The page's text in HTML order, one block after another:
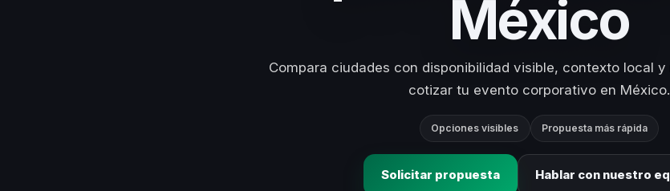
México
Compara ciudades con disponibilidad visible, contexto local
cotizar tu evento corporativo en México.
Opciones visibles Propuesta más rápida
Solicitar propuesta Hablar con nuestro